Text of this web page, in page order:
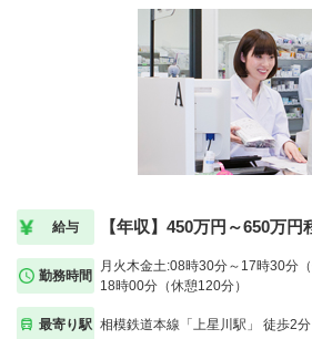
給与 【年収】450万円～650万
勤務時間
月火木金土:08時30分～17時30分
18時00分（休憩120分）
最寄り駅 相模鉄道本線「上星川駅」 徒歩2分